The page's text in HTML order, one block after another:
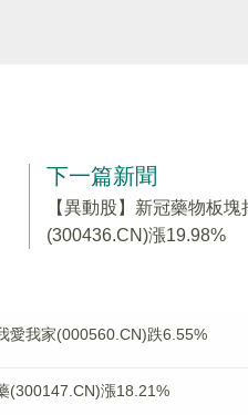
下一篇新聞
【異動股】新冠藥物板
(300436.CN)漲19.98%
愛我家(000560.CN)跌6.55%
(300147.CN)漲18.21%